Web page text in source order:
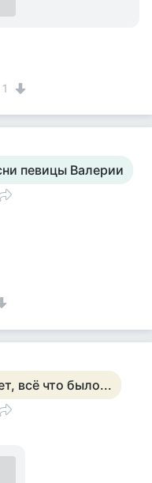
1
певицы Валерии
всё что было...